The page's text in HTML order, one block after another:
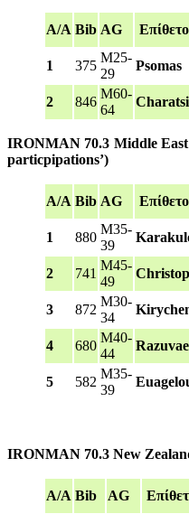
A/A Bib AG Επίθετο
1 375
M25-
29
Psomas
2 846
M60-
64
IRONMAN 70.3 Middle
particpipations’)
A/A Bib AG Επίθετο
1 880
M35-
39
2 741
M45-
49
3 872
M30-
34
4 680
M40-
44
5 582
M35-
39
IRONMAN 70.3 New
A/A Bib AG